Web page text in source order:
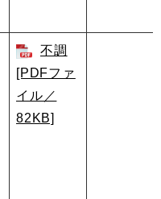
不調
[PDFファ
イル／
82KB]